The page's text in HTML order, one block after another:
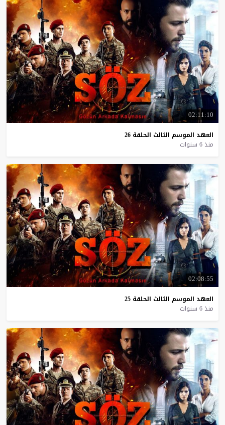
02:11:10
العهد الموسم الثالث الحلقة 26
منذ 6 سنوات
02:08:55
العهد الموسم الثالث الحلقة 25
منذ 6 سنوات